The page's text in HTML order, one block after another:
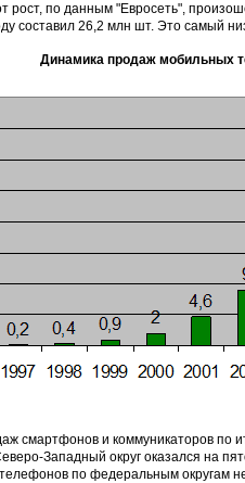
рост, по данным "Евросеть",
составил 26,2 млн шт. Это самый
Динамика продаж мобильных
смартфонов и коммуникаторов по
Западный округ оказался на
по федеральным округам